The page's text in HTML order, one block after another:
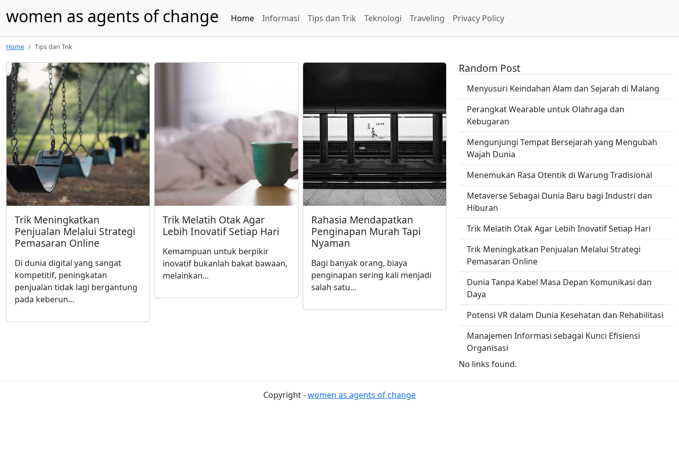
women as agents of change Home Informasi Tips dan Trik Teknologi Traveling Privacy Policy
Home Tips dan Trik
Trik Meningkatkan
Penjualan Melalui Strategi
Pemasaran Online
Di dunia digital yang sangat
kompetitif, peningkatan
penjualan tidak lagi bergantung
pada keberun...
Trik Melatih Otak Agar
Lebih Inovatif Setiap Hari
Kemampuan untuk berpikir
inovatif bukanlah bakat bawaan,
melainkan...
Rahasia Mendapatkan
Penginapan Murah Tapi
Nyaman
Bagi banyak orang, biaya
penginapan sering kali menjadi
salah satu...
Random Post
Menyusuri Keindahan Alam dan Sejarah di Malang
Perangkat Wearable untuk Olahraga dan
Kebugaran
Mengunjungi Tempat Bersejarah yang Mengubah
Wajah Dunia
Menemukan Rasa Otentik di Warung Tradisional
Metaverse Sebagai Dunia Baru bagi Industri dan
Hiburan
Trik Melatih Otak Agar Lebih Inovatif Setiap Hari
Trik Meningkatkan Penjualan Melalui Strategi
Pemasaran Online
Dunia Tanpa Kabel Masa Depan Komunikasi dan
Daya
Potensi VR dalam Dunia Kesehatan dan Rehabilitasi
Manajemen Informasi sebagai Kunci Efisiensi
Organisasi
No links found.
Copyright -women as agents of change